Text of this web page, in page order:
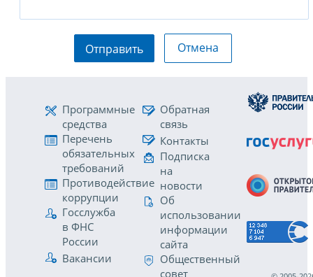
Отправить Отмена
Программные
средства
Перечень
обязательных
требований
Противодействие
коррупции
Госслужба
в ФНС
России
Вакансии
Обратная
связь
Контакты
Подписка
на
новости
Об
использовании
информации
сайта
Общественный
совет